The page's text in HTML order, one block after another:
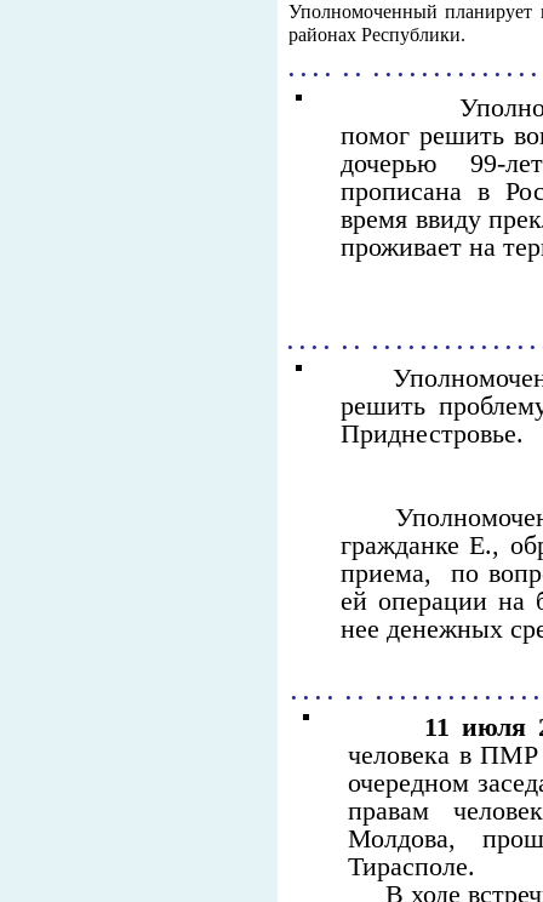
Уполномоченный планирует
районах Республики.
. . . . . . . . . . . . . . . . . . . .
помог решить
дочерью 99-
прописана в
время ввиду
проживает на
. . . . . . . . . . . . . . . . . . . .
решить
Приднестровье.
гражданке Е.,
приема, по
ей операции на
нее денежных
. . . . . . . . . . . . . . . . . . . .
11 июля
человека в ПМР
очередном
правам
Молдова,
Тирасполе.
В ходе